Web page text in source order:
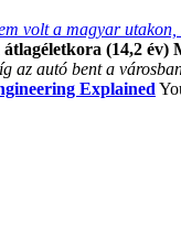
volt a magyar utakon,
(14,2 év)
az autó bent a
Explained